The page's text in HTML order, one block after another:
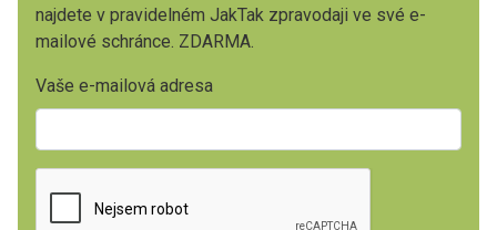
najdete v pravidelném JakTak zpravodaji ve své e-
mailové schránce. ZDARMA.
Vaše e-mailová adresa